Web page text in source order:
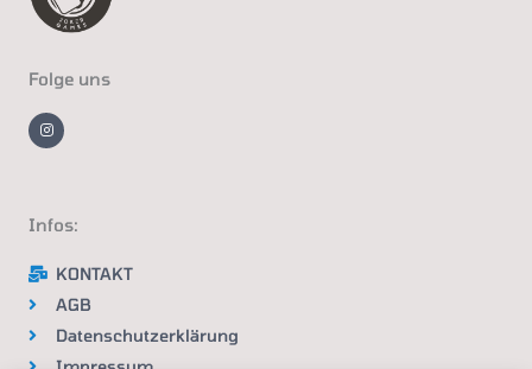
Folge uns
n
s
t
m
Infos:
KONTAKT
AGB
Datenschutzerklärung